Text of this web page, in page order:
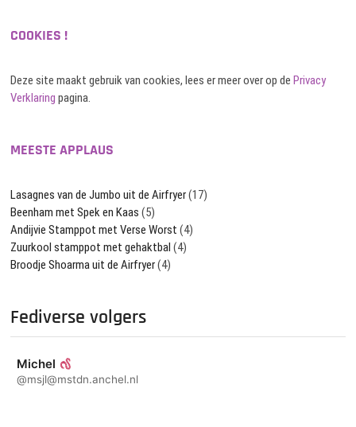
COOKIES !
Deze site maakt gebruik van cookies, lees er meer over op dePrivacy
Verklaring pagina.
MEESTE APPLAUS
Lasagnes van de Jumbo uit de Airfryer(17)
Beenham met Spek en Kaas (5)
Andijvie Stamppot met Verse Worst (4)
Zuurkool stamppot met gehaktbal (4)
Broodje Shoarma uit de Airfryer(4)
Fediverse volgers
Michel
@msjl@mstdn.anchel.nl